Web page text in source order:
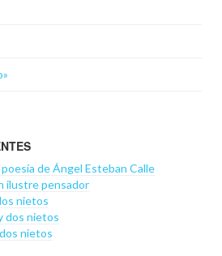
poesía de Ángel Esteban Calle
ilustre pensador
nietos
dos nietos
nietos